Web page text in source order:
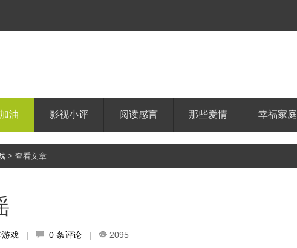
油 影视小评 阅读感言 那些爱情 幸福家庭
> 查看文章
游戏 | 0 条评论 |
2095